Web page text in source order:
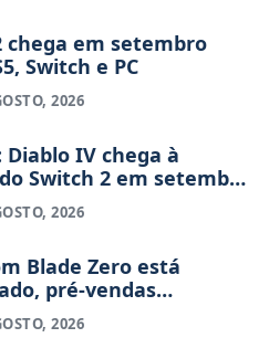
chega em setembro
Switch e PC
2026
Diablo IV chega à
Switch 2 em setembro
o preço de um jogo
2026
Blade Zero está
pré-vendas
na próxima semana
2026